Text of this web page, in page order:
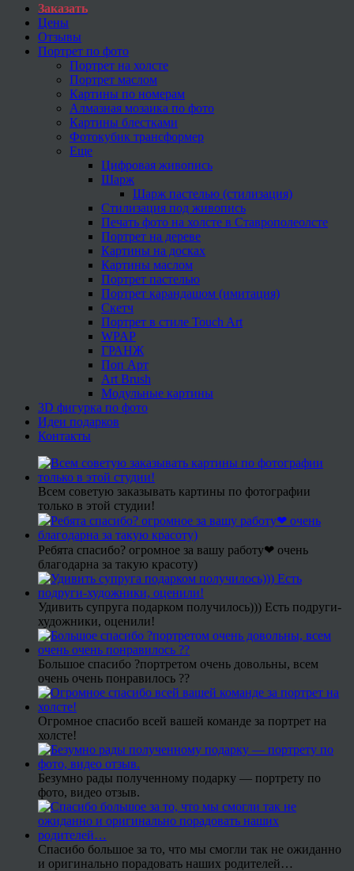
Заказать
Цены
Отзывы
Портрет по фото
Портрет на холсте
Портрет маслом
Картины по номерам
Алмазная мозаика по фото
Картины блестками
Фотокубик трансформер
Еще
Цифровая живопись
Шарж
Шарж пастелью (стилизация)
Стилизация под живопись
Печать фото на холсте в Ставрополеолсте
Портрет на дереве
Картины на досках
Картины маслом
Портрет пастелью
Портрет карандашом (имитация)
Скетч
Портрет в стиле Touch Art
WPAP
ГРАНЖ
Поп Арт
Art Brush
Модульные картины
3D фигурка по фото
Идеи подарков
Контакты
Всем советую заказывать картины по фотографии
только в этой студии!
Ребята спасибо? огромное за вашу работу❤ очень
благодарна за такую красоту)
Удивить супруга подарком получилось))) Есть подруги-
художники, оценили!
Большое спасибо ?портретом очень довольны, всем
очень очень понравилось ??
Огромное спасибо всей вашей команде за портрет на
холсте!
Безумно рады полученному подарку — портрету по
фото, видео отзыв.
Спасибо большое за то, что мы смогли так не ожиданно
и оригинально порадовать наших родителей…